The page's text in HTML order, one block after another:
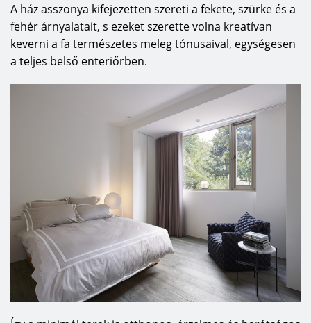
A ház asszonya kifejezetten szereti a fekete, szürke és a
fehér árnyalatait, s ezeket szerette volna kreatívan
keverni a fa természetes meleg tónusaival, egységesen
a teljes belső enteriőrben.